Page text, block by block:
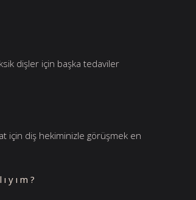
dişler için başka tedaviler
için diş hekiminizle görüşmek en